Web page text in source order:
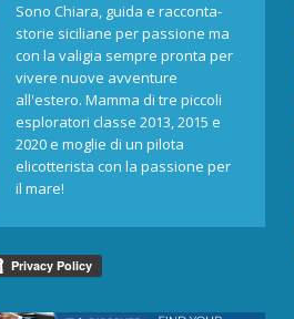
Sono Chiara, guida e racconta-
storie siciliane per passione ma
con la valigia sempre pronta per
vivere nuove avventure
all'estero. Mamma di tre piccoli
esploratori classe 2013, 2015 e
2020 e moglie di un pilota
elicotterista con la passione per
il mare!